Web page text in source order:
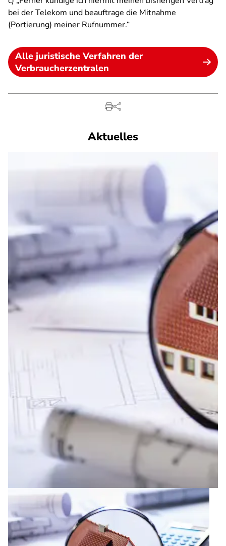
bei der Telekom und beauftrage die Mitnahme
(Portierung) meiner Rufnummer.“
Alle juristische Verfahren der
Verbraucherzentralen
Aktuelles